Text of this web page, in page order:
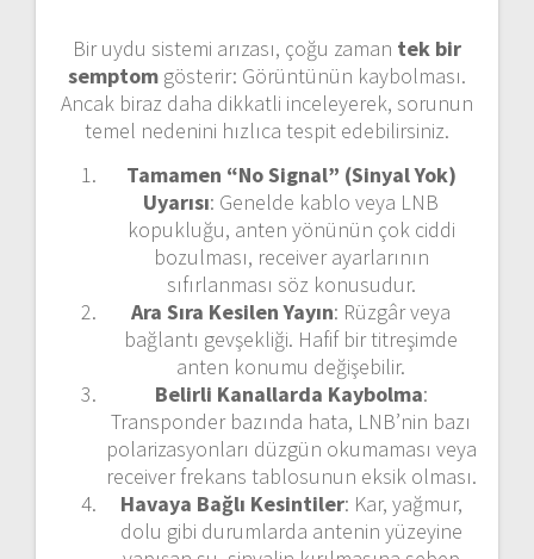
Bir uydu sistemi arızası, çoğu zaman tek bir
semptom gösterir: Görüntünün kaybolması.
Ancak biraz daha dikkatli inceleyerek, sorunun
temel nedenini hızlıca tespit edebilirsiniz.
Tamamen “No Signal” (Sinyal Yok)
Uyarısı: Genelde kablo veya LNB
kopukluğu, anten yönünün çok ciddi
bozulması, receiver ayarlarının
sıfırlanması söz konusudur.
Ara Sıra Kesilen Yayın: Rüzgâr veya
bağlantı gevşekliği. Hafif bir titreşimde
anten konumu değişebilir.
Belirli Kanallarda Kaybolma:
Transponder bazında hata, LNB’nin bazı
polarizasyonları düzgün okumaması veya
receiver frekans tablosunun eksik olması.
Havaya Bağlı Kesintiler: Kar, yağmur,
dolu gibi durumlarda antenin yüzeyine